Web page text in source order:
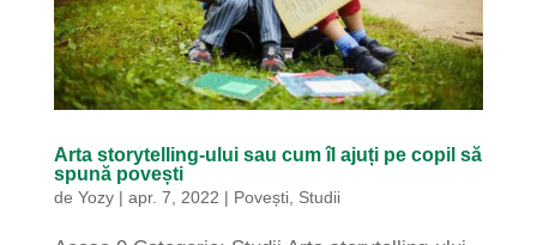
Arta storytelling-ului sau cum îl ajuți pe copil să
spună povești
de Yozy| apr. 7, 2022 | Povești, Studii